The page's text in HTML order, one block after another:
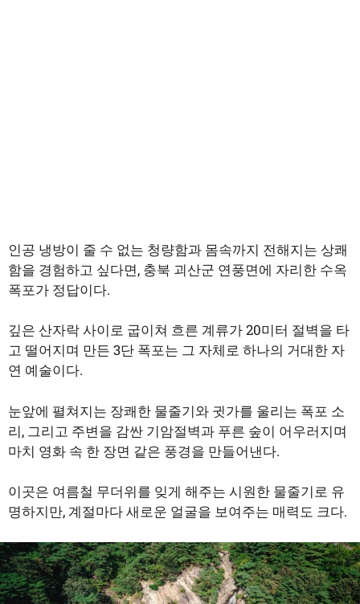
인공 냉방이 줄 수 없는 청량함과 몸속까지 전해지는 상쾌
함을 경험하고 싶다면, 충북 괴산군 연풍면에 자리한 수옥
폭포가 정답이다.
깊은 산자락 사이로 굽이쳐 흐른 계류가 20미터 절벽을 타
고 떨어지며 만든 3단 폭포는 그 자체로 하나의 거대한 자
연 예술이다.
눈앞에 펼쳐지는 장쾌한 물줄기와 귓가를 울리는 폭포 소
리, 그리고 주변을 감싼 기암절벽과 푸른 숲이 어우러지며
마치 영화 속 한 장면 같은 풍경을 만들어낸다.
이곳은 여름철 무더위를 잊게 해주는 시원한 물줄기로 유
명하지만, 계절마다 새로운 얼굴을 보여주는 매력도 크다.